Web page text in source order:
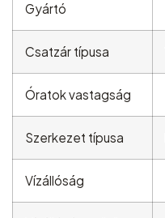
Gyártó
Csatzár típusa
Óratok vastagság
Szerkezet típusa
Vízállóság